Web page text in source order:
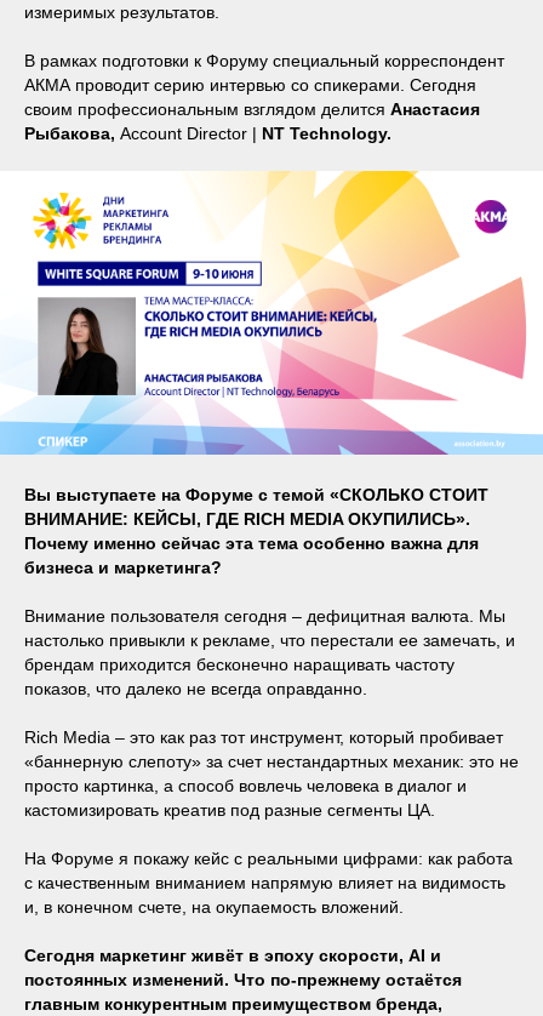
измеримых результатов.
В рамках подготовки к Форуму специальный корреспондент
АКМА проводит серию интервью со спикерами. Сегодня
своим профессиональным взглядом делится Анастасия
Рыбакова, Account Director | NT Technology.
Вы выступаете на Форуме с темой «СКОЛЬКО СТОИТ
ВНИМАНИЕ: КЕЙСЫ, ГДЕ RICH MEDIA ОКУПИЛИСЬ».
Почему именно сейчас эта тема особенно важна для
бизнеса и маркетинга?
Внимание пользователя сегодня – дефицитная валюта. Мы
настолько привыкли к рекламе, что перестали ее замечать, и
брендам приходится бесконечно наращивать частоту
показов, что далеко не всегда оправданно.
Rich Media – это как раз тот инструмент, который пробивает
«баннерную слепоту» за счет нестандартных механик: это не
просто картинка, а способ вовлечь человека в диалог и
кастомизировать креатив под разные сегменты ЦА.
На Форуме я покажу кейс с реальными цифрами: как работа
с качественным вниманием напрямую влияет на видимость
и, в конечном счете, на окупаемость вложений.
Сегодня маркетинг живёт в эпоху скорости, AI и
постоянных изменений. Что по-прежнему остаётся
главным конкурентным преимуществом бренда,